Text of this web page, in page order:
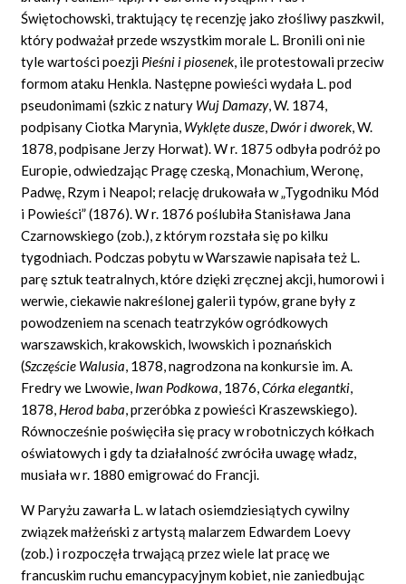
Świętochowski, traktujący tę recenzję jako złośliwy paszkwil,
który podważał przede wszystkim morale L. Bronili oni nie
tyle wartości poezji Pieśni i piosenek, ile protestowali przeciw
formom ataku Henkla. Następne powieści wydała L. pod
pseudonimami (szkic z natury Wuj Damazy,W. 1874,
podpisany Ciotka Marynia, Wyklęte dusze, Dwór i dworek,W.
1878, podpisane Jerzy Horwat). W r. 1875 odbyła podróż po
Europie, odwiedzając Pragę czeską, Monachium, Weronę,
Padwę, Rzym i Neapol; relację drukowała w „Tygodniku Mód
i Powieści” (1876). W r. 1876 poślubiła Stanisława Jana
Czarnowskiego (zob.), z którym rozstała się po kilku
tygodniach. Podczas pobytu w Warszawie napisała też L.
parę sztuk teatralnych, które dzięki zręcznej akcji, humorowi i
werwie, ciekawie nakreślonej galerii typów, grane były z
powodzeniem na scenach teatrzyków ogródkowych
warszawskich, krakowskich, lwowskich i poznańskich
(Szczęście Walusia, 1878, nagrodzona na konkursie im. A.
Fredry we Lwowie, Iwan Podkowa, 1876,Córka elegantki,
1878, Herod baba,przeróbka z powieści Kraszewskiego).
Równocześnie poświęciła się pracy w robotniczych kółkach
oświatowych i gdy ta działalność zwróciła uwagę władz,
musiała w r. 1880 emigrować do Francji.
W Paryżu zawarła L. w latach osiemdziesiątych cywilny
związek małżeński z artystą malarzem Edwardem Loevy
(zob.) i rozpoczęła trwającą przez wiele lat pracę we
francuskim ruchu emancypacyjnym kobiet, nie zaniedbując